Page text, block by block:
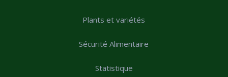
Plants et variétés
Sécurité Alimentaire
Statistique